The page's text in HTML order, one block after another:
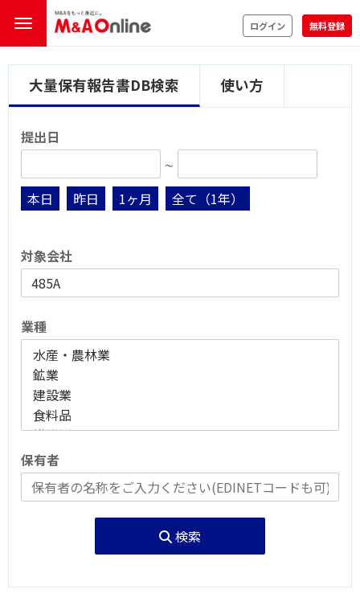
ログイン 無料登録
大量保有報告書DB検索 使い方
提出日
∼
本日
昨日 1ヶ月 全て（1年）
対象会社
業種
保有者
検索